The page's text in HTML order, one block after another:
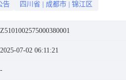
告 四川省 成都市 锦江区
Z5101002575000380001
2025-07-02 06:11:21